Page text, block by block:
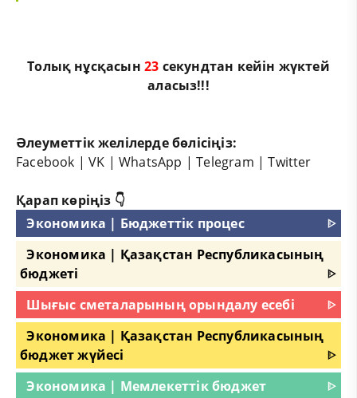
Толық нұсқасын22 секундтан кейін жүктей
аласыз!!!
Әлеуметтік желілерде бөлісіңіз:
Facebook |VK |WhatsApp |Telegram |Twitter
Қарап көріңіз 👇
Экономика | Бюджеттік процес
ᐈ
Экономика | Қазақстан Республикасының
бюджеті
ᐈ
Шығыс сметаларының орындалу есебі
ᐈ
Экономика | Қазақстан Республикасының
бюджет жүйесі
ᐈ
Экономика | Мемлекеттік бюджет
ᐈ